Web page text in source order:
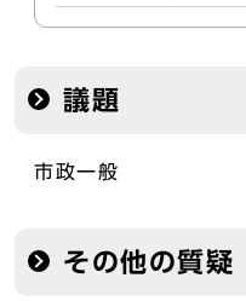
議題
市政一般
その他の質疑